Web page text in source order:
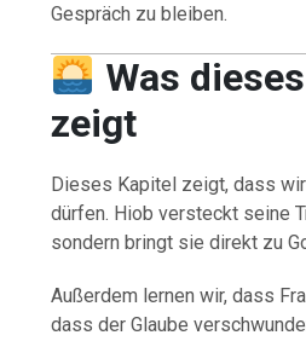
Gespräch zu bleiben.
Was
zeigt
Dieses Kapitel zeigt, dass
dürfen. Hiob versteckt seine
sondern bringt sie direkt zu
Außerdem lernen wir, dass
dass der Glaube